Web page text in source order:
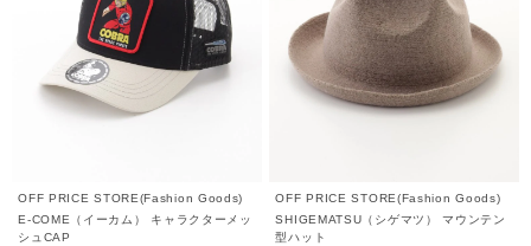
OFF PRICE STORE(Fashion Goods)
E-COME（イーカム） キャラクターメッ
シュCAP
OFF PRICE STORE(Fashion Goods)
SHIGEMATSU（シゲマツ） マウンテン
型ハット